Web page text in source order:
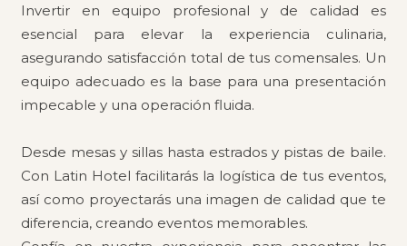
Invertir en equipo profesional y de calidad es
esencial para elevar la experiencia culinaria,
asegurando satisfacción total de tus comensales. Un
equipo adecuado es la base para una presentación
impecable y una operación fluida.
Desde mesas y sillas hasta estrados y pistas de baile.
Con Latin Hotel facilitarás la logística de tus eventos,
así como proyectarás una imagen de calidad que te
diferencia, creando eventos memorables.